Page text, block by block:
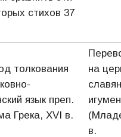
стихов 37
толкования
язык преп.
Грека, ХVI в.
на
в.